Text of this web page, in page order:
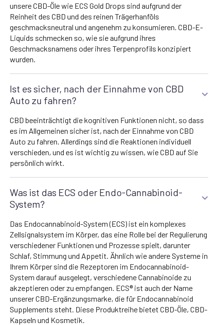
unsere CBD-Öle wie ECS Gold Drops sind aufgrund der
Reinheit des CBD und des reinen Trägerhanföls
geschmacksneutral und angenehm zu konsumieren. CBD-E-
Liquids schmecken so, wie sie aufgrund ihres
Geschmacksnamens oder ihres Terpenprofils konzipiert
wurden.
Ist es sicher, nach der Einnahme von CBD
Auto zu fahren?
CBD beeinträchtigt die kognitiven Funktionen nicht, so dass
es im Allgemeinen sicher ist, nach der Einnahme von CBD
Auto zu fahren. Allerdings sind die Reaktionen individuell
verschieden, und es ist wichtig zu wissen, wie CBD auf Sie
persönlich wirkt.
Was ist das ECS oder Endo-Cannabinoid-
System?
Das Endocannabinoid-System (ECS) ist ein komplexes
Zellsignalsystem im Körper, das eine Rolle bei der Regulierung
verschiedener Funktionen und Prozesse spielt, darunter
Schlaf, Stimmung und Appetit. Ähnlich wie andere Systeme in
Ihrem Körper sind die Rezeptoren im Endocannabinoid-
System darauf ausgelegt, verschiedene Cannabinoide zu
akzeptieren oder zu empfangen. ECS® ist auch der Name
unserer CBD-Ergänzungsmarke, die für Endocannabinoid
Supplements steht. Diese Produktreihe bietet CBD-Öle, CBD-
Kapseln und Kosmetik.